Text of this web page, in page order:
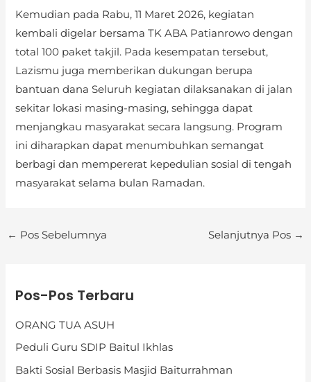
Kemudian pada Rabu, 11 Maret 2026, kegiatan
kembali digelar bersama TK ABA Patianrowo dengan
total 100 paket takjil. Pada kesempatan tersebut,
Lazismu juga memberikan dukungan berupa
bantuan dana Seluruh kegiatan dilaksanakan di jalan
sekitar lokasi masing-masing, sehingga dapat
menjangkau masyarakat secara langsung. Program
ini diharapkan dapat menumbuhkan semangat
berbagi dan mempererat kepedulian sosial di tengah
masyarakat selama bulan Ramadan.
← Pos Sebelumnya Selanjutnya Pos →
Pos-Pos Terbaru
ORANG TUA ASUH
Peduli Guru SDIP Baitul Ikhlas
Bakti Sosial Berbasis Masjid Baiturrahman
a
g
o